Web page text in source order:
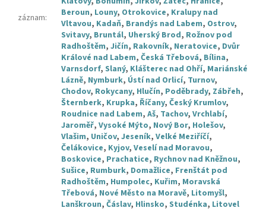
záznam:
Beroun, Louny, Otrokovice, Kralupy nad
Vltavou, Kadaň, Brandýs nad Labem, Ostrov,
Svitavy, Bruntál, Uherský Brod, Rožnov pod
Radhoštěm, Jičín, Rakovník, Neratovice, Dvůr
Králové nad Labem, Česká Třebová, Bílina,
Varnsdorf, Slaný, Klášterec nad Ohří, Mariánské
Lázně, Nymburk, Ústí nad Orlicí, Turnov,
Chodov, Rokycany, Hlučín, Poděbrady, Zábřeh,
Šternberk, Krupka, Říčany, Český Krumlov,
Roudnice nad Labem, Aš, Tachov, Vrchlabí,
Jaroměř, Vysoké Mýto, Nový Bor, Holešov,
Vlašim, Uničov, Jeseník, Velké Meziříčí,
Čelákovice, Kyjov, Veselí nad Moravou,
Boskovice, Prachatice, Rychnov nad Kněžnou,
Sušice, Rumburk, Domažlice, Frenštát pod
Radhoštěm, Humpolec, Kuřim, Moravská
Třebová, Nové Město na Moravě, Litomyšl,
Lanškroun, Čáslav, Hlinsko, Studénka, Litovel